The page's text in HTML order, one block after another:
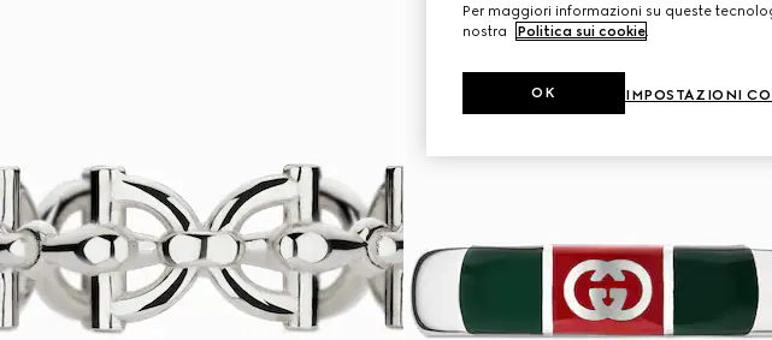
Per maggiori informazioni su queste
nostra
Politica sui cookie.
IMPOSTAZIONI
OK